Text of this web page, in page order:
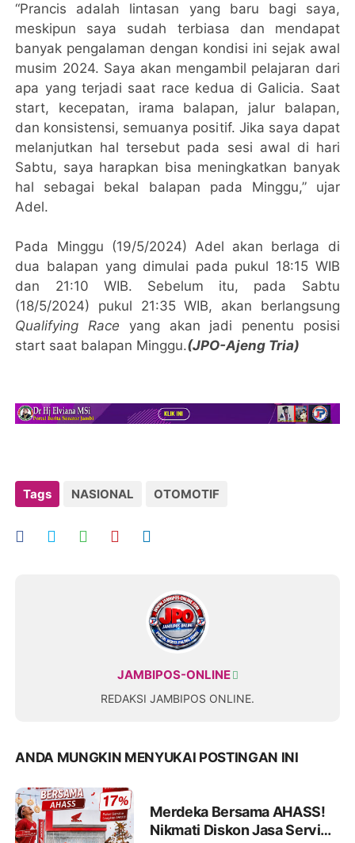
“Prancis adalah lintasan yang baru bagi saya,
meskipun saya sudah terbiasa dan mendapat
banyak pengalaman dengan kondisi ini sejak awal
musim 2024. Saya akan mengambil pelajaran dari
apa yang terjadi saat race kedua di Galicia. Saat
start, kecepatan, irama balapan, jalur balapan,
dan konsistensi, semuanya positif. Jika saya dapat
melanjutkan hal tersebut pada sesi awal di hari
Sabtu, saya harapkan bisa meningkatkan banyak
hal sebagai bekal balapan pada Minggu,” ujar
Adel.
Pada Minggu (19/5/2024) Adel akan berlaga di
dua balapan yang dimulai pada pukul 18:15 WIB
dan 21:10 WIB. Sebelum itu, pada Sabtu
(18/5/2024) pukul 21:35 WIB, akan berlangsung
Qualifying Race yang akan jadi penentu posisi
start saat balapan Minggu.(JPO-Ajeng Tria)
Tags NASIONAL OTOMOTIF
JAMBIPOS-ONLINE
REDAKSI JAMBIPOS ONLINE.
ANDA MUNGKIN MENYUKAI POSTINGAN INI
Merdeka Bersama AHASS!
Nikmati Diskon Jasa Service